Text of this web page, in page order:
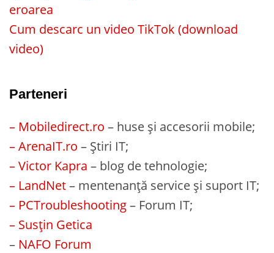
eroarea
Cum descarc un video TikTok (download
video)
Parteneri
– Mobiledirect.ro – huse și accesorii mobile;
– ArenaIT.ro – Știri IT;
– Victor Kapra – blog de tehnologie;
– LandNet– mentenanță service și suport IT;
– PCTroubleshooting– Forum IT;
– Susțin Getica
– NAFO Forum